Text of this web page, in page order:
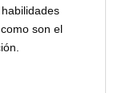
son el